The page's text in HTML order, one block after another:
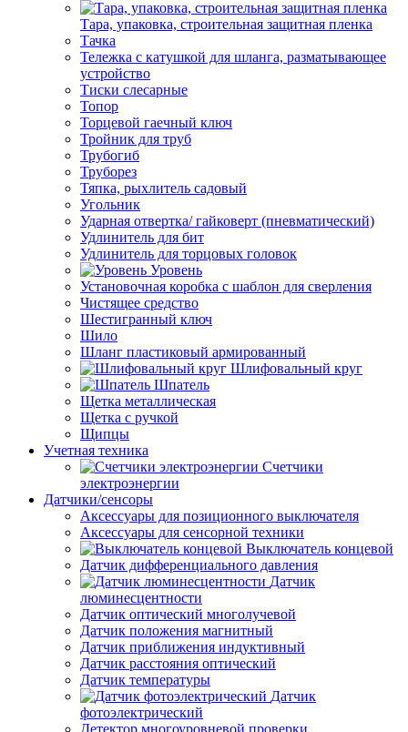
Тара, упаковка, строительная защитная пленка
Тачка
Тележка с катушкой для шланга, разматывающее
устройство
Тиски слесарные
Топор
Торцевой гаечный ключ
Тройник для труб
Трубогиб
Труборез
Тяпка, рыхлитель садовый
Угольник
Ударная отвертка/ гайковерт (пневматический)
Удлинитель для бит
Удлинитель для торцовых головок
Уровень
Установочная коробка с шаблон для сверления
Чистящее средство
Шестигранный ключ
Шило
Шланг пластиковый армированный
Шлифовальный круг
Шпатель
Щетка металлическая
Щетка с ручкой
Щипцы
Учетная техника
Счетчики
электроэнергии
Датчики/сенсоры
Аксессуары для позиционного выключателя
Аксессуары для сенсорной техники
Выключатель концевой
Датчик дифференциального давления
Датчик
люминесцентности
Датчик оптический многолучевой
Датчик положения магнитный
Датчик приближения индуктивный
Датчик расстояния оптический
Датчик температуры
Датчик
фотоэлектрический
Детектор многоуровневой проверки